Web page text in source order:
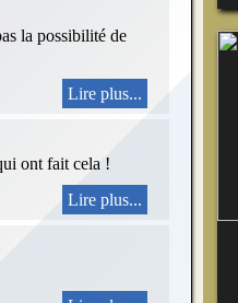
la possibilité de
Lire plus...
ont fait cela !
Lire plus...